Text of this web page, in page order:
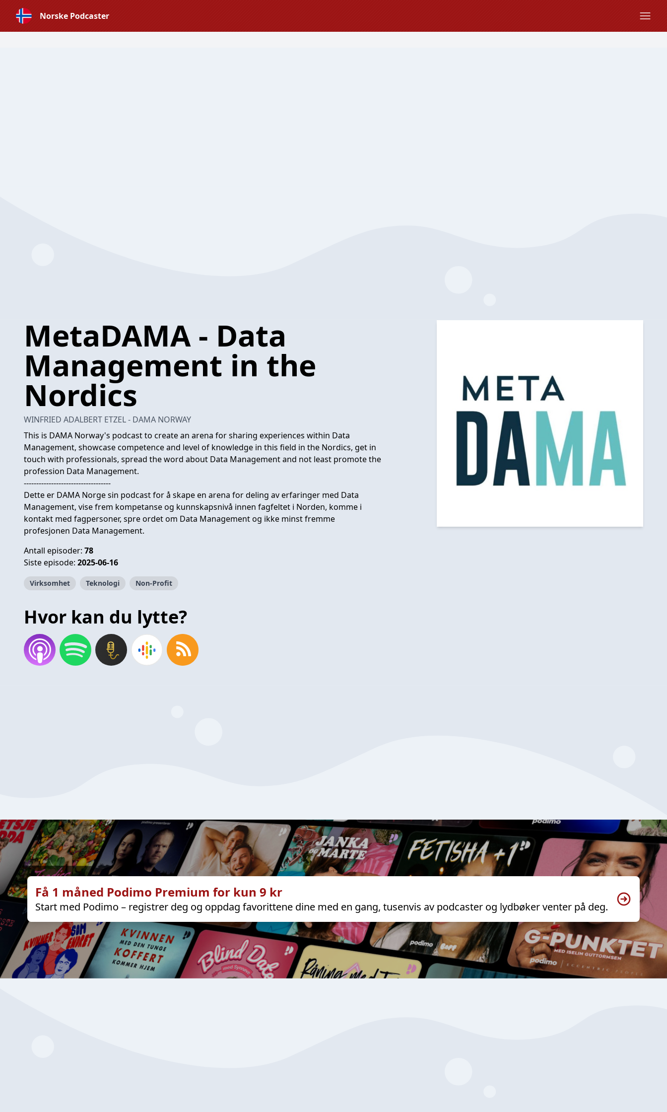
Norske Podcaster
MetaDAMA - Data
Management in the
Nordics
WINFRIED ADALBERT ETZEL - DAMA NORWAY
This is DAMA Norway's podcast to create an arena for sharing experiences within Data
Management, showcase competence and level of knowledge in this field in the Nordics, get in
touch with professionals, spread the word about Data Management and not least promote the
profession Data Management.
-----------------------------------
Dette er DAMA Norge sin podcast for å skape en arena for deling av erfaringer med Data
Management​, vise frem kompetanse og kunnskapsnivå innen fagfeltet i Norden​, komme i
kontakt med fagpersoner​, spre ordet om Data Management og ikke minst fremme
profesjonen Data Management​.
Antall episoder: 78
Siste episode: 2025-06-16
Virksomhet Teknologi Non-Profit
Hvor kan du lytte?
Få 1 måned Podimo Premium for kun 9 kr
Start med Podimo – registrer deg og oppdag favorittene dine med en gang, tusenvis av podcaster og lydbøker venter på deg.